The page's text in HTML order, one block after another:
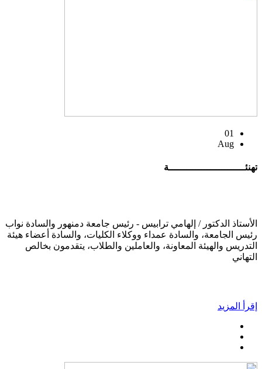
01
Aug
تهنئــــــــــــــــــــــــــة
الأستاذ الدكتور / إلهامي ترابيس - رئيس جامعة دمنهور والسادة نواب
رئيس الجامعة، والسادة عمداء ووكلاء الكليات، والسادة أعضاء هيئة
التدريس والهيئة المعاونة، والعاملين والطلاب، يتقدمون بخالص
التهاني
إقرأ المزيد